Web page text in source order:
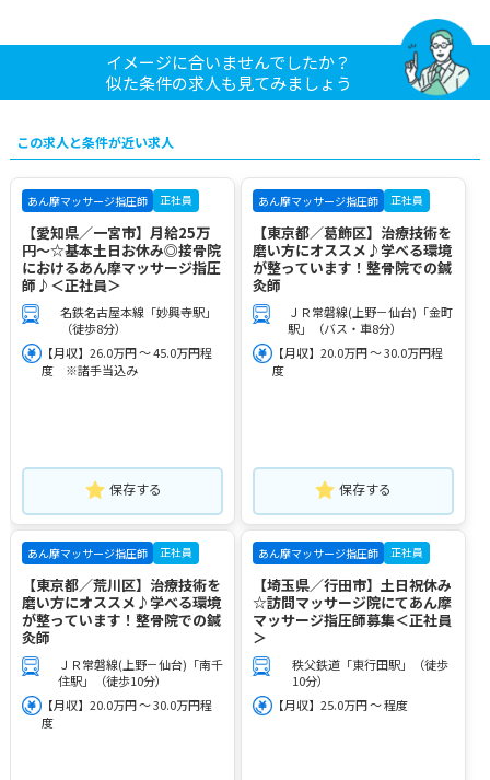
イメージに合いませんでしたか？
似た条件の求人も見てみましょう
この求人と条件が近い求人
あん摩マッサージ指圧師 正社員
【愛知県／一宮市】月給25万
円～☆基本土日お休み◎接骨院
におけるあん摩マッサージ指圧
師♪＜正社員＞
名鉄名古屋本線「妙興寺駅」
（徒歩8分）
【月収】26.0万円 ～ 45.0万円程
度 ※諸手当込み
保存する
あん摩マッサージ指圧師 正社員
【東京都／葛飾区】治療技術を
磨い方にオススメ♪学べる環境
が整っています！整骨院での鍼
灸師
ＪＲ常磐線(上野－仙台)「金町
駅」（バス・車8分）
【月収】20.0万円 ～ 30.0万円程
度
保存する
あん摩マッサージ指圧師 正社員
【東京都／荒川区】治療技術を
磨い方にオススメ♪学べる環境
が整っています！整骨院での鍼
灸師
ＪＲ常磐線(上野－仙台)「南千
住駅」（徒歩10分）
【月収】20.0万円 ～ 30.0万円程
度
あん摩マッサージ指圧師 正社員
【埼玉県／行田市】土日祝休み
☆訪問マッサージ院にてあん摩
マッサージ指圧師募集＜正社員
＞
秩父鉄道「東行田駅」（徒歩
10分）
【月収】25.0万円 ～ 程度